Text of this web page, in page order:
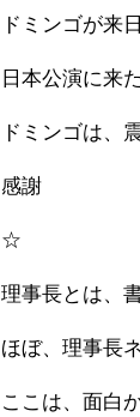
ドミンゴが来
日本公演に来
ドミンゴは、
感謝
☆
理事長とは、
ほぼ、理事長
ここは、面白